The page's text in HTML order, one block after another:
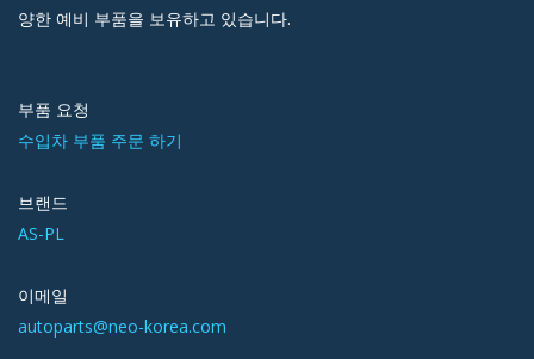
양한 예비 부품을 보유하고 있습니다.
부품 요청
수입차 부품 주문 하기
브랜드
AS-PL
이메일
autoparts@neo-korea.com